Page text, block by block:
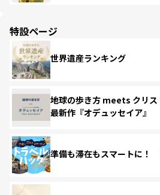
特設ページ
世界遺産ランキング
地球の歩き方 meets クリス
最新作『オデュッセイア』
準備も滞在もスマートに！